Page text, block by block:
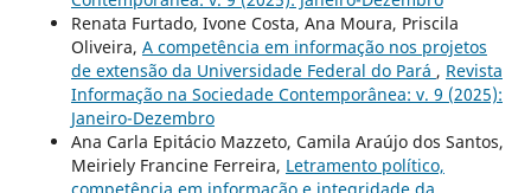
Renata Furtado, Ivone Costa, Ana Moura, Priscila
Oliveira, A competência em informação nos projetos
de extensão da Universidade Federal do Pará , Revista
Informação na Sociedade Contemporânea: v. 9 (2025):
Janeiro-Dezembro
Ana Carla Epitácio Mazzeto, Camila Araújo dos Santos,
Meiriely Francine Ferreira, Letramento político,